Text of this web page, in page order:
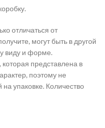
отличаться от
могут быть в другой
виду и форме.
представлена в
поэтому не
упаковке. Количество